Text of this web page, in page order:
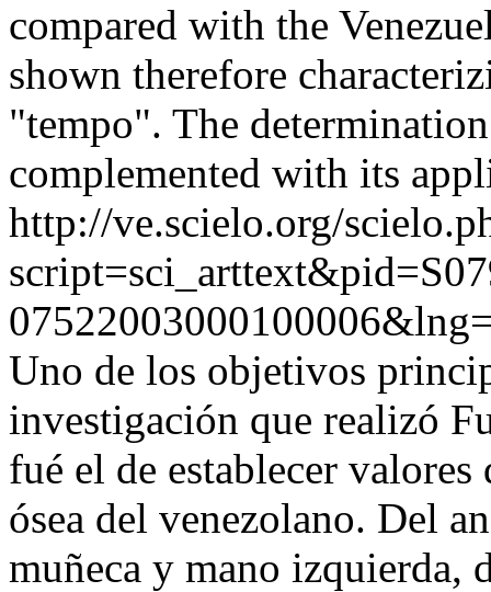
compared with the
shown therefore
"tempo". The
complemented with its
http://ve.scielo.org/
Uno de los objetivos
investigación que realizó
fué el de establecer
ósea del venezolano. Del
muñeca y mano izquierda,